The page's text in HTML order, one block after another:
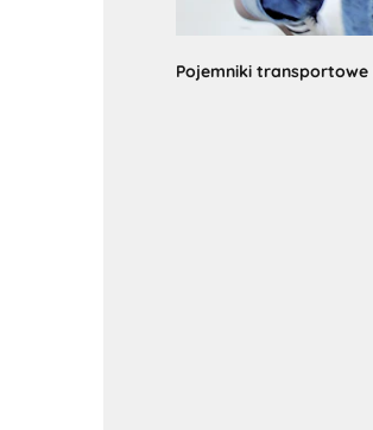
Pojemniki transportowe